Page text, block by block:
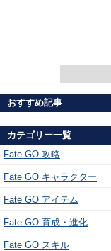
おすすめ記事
カテゴリー一覧
Fate GO 攻略
Fate GO キャラクター
Fate GO アイテム
Fate GO 育成・進化
Fate GO スキル